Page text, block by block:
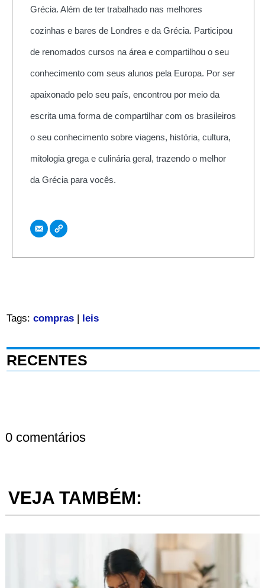
Grécia. Além de ter trabalhado nas melhores
cozinhas e bares de Londres e da Grécia. Participou
de renomados cursos na área e compartilhou o seu
conhecimento com seus alunos pela Europa. Por ser
apaixonado pelo seu país, encontrou por meio da
escrita uma forma de compartilhar com os brasileiros
o seu conhecimento sobre viagens, história, cultura,
mitologia grega e culinária geral, trazendo o melhor
da Grécia para vocês.
Tags: compras| leis
RECENTES
0 comentários
VEJA TAMBÉM: